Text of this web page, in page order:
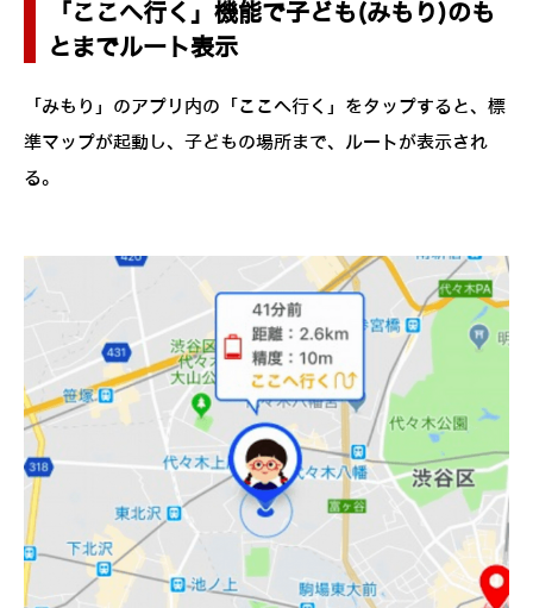
「ここへ行く」機能で子ども(みもり)のも
とまでルート表示
「みもり」のアプリ内の「ここへ行く」をタップすると、標
準マップが起動し、子どもの場所まで、ルートが表示され
る。